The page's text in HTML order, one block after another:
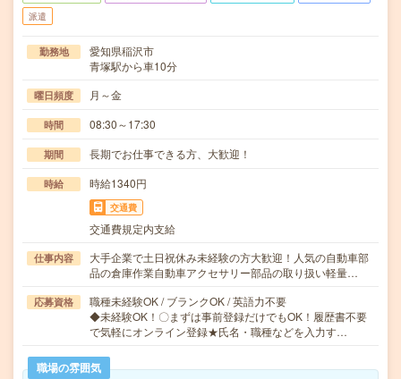
派遣
勤務地
愛知県稲沢市
青塚駅から車10分
曜日頻度 月～金
時間 08:30～17:30
期間 長期でお仕事できる方、大歓迎！
時給 時給1340円
交通費
交通費規定内支給
仕事内容
大手企業で土日祝休み未経験の方大歓迎！人気の自動車部
品の倉庫作業自動車アクセサリー部品の取り扱い軽量…
応募資格
職種未経験OK / ブランクOK / 英語力不要
◆未経験OK！〇まずは事前登録だけでもOK！履歴書不要
で気軽にオンライン登録★氏名・職種などを入力す…
職場の雰囲気